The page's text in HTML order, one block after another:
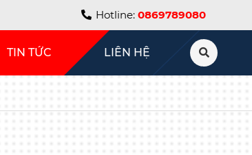
Hotline: 0869789080
TIN TỨC LIÊN HỆ